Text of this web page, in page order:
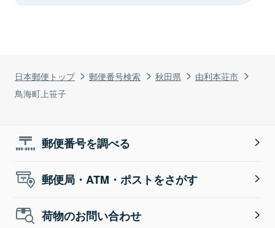
日本郵便トップ 郵便番号検索 秋田県
由利本荘市
鳥海町上笹子
郵便番号を調べる
郵便局・ATM・ポストをさがす
荷物のお問い合わせ